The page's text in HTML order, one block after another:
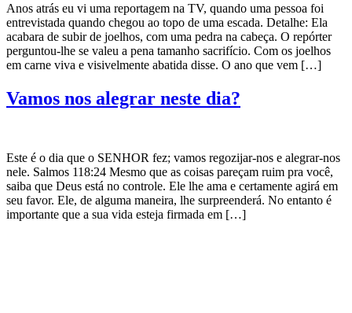
Anos atrás eu vi uma reportagem na TV, quando uma pessoa foi
entrevistada quando chegou ao topo de uma escada. Detalhe: Ela
acabara de subir de joelhos, com uma pedra na cabeça. O repórter
perguntou-lhe se valeu a pena tamanho sacrifício. Com os joelhos
em carne viva e visivelmente abatida disse. O ano que vem […]
Vamos nos alegrar neste dia?
Este é o dia que o SENHOR fez; vamos regozijar-nos e alegrar-nos
nele. Salmos 118:24 Mesmo que as coisas pareçam ruim pra você,
saiba que Deus está no controle. Ele lhe ama e certamente agirá em
seu favor. Ele, de alguma maneira, lhe surpreenderá. No entanto é
importante que a sua vida esteja firmada em […]